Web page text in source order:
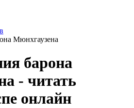
Мюнхгаузена
барона
- читать
онлайн